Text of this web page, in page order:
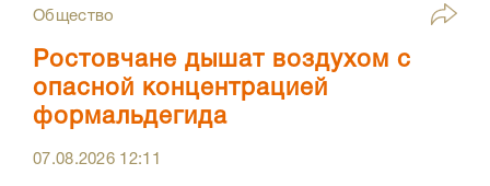
Общество
Ростовчане дышат воздухом с
опасной концентрацией
формальдегида
07.08.2026 12:11